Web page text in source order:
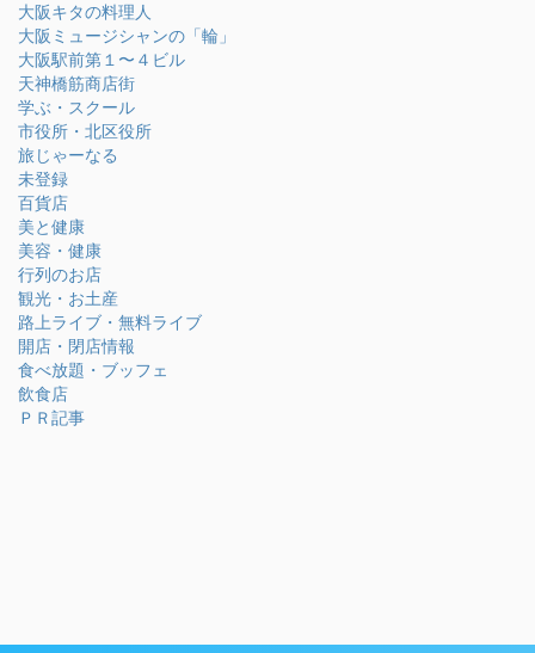
大阪キタの料理人
大阪ミュージシャンの「輪」
大阪駅前第１〜４ビル
天神橋筋商店街
学ぶ・スクール
市役所・北区役所
旅じゃーなる
未登録
百貨店
美と健康
美容・健康
行列のお店
観光・お土産
路上ライブ・無料ライブ
開店・閉店情報
食べ放題・ブッフェ
飲食店
ＰＲ記事